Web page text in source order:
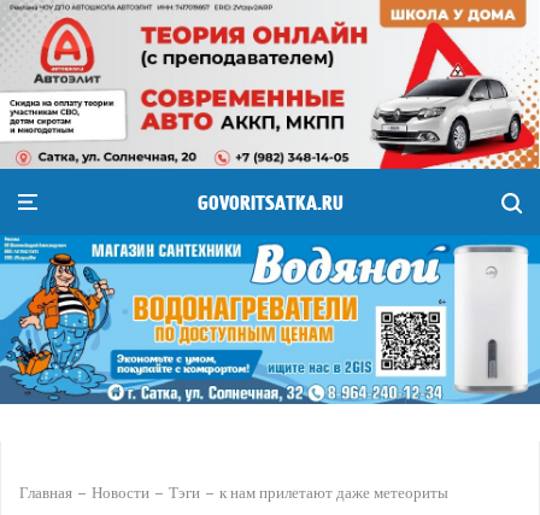
GOVORITSATKA.RU
Главная Новости Тэги к нам прилетают даже метеориты